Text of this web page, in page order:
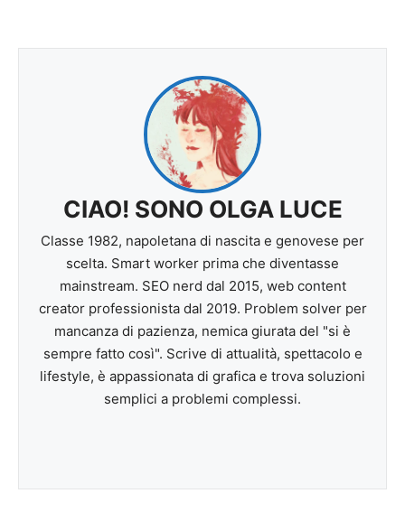
CIAO! SONO OLGA LUCE
Classe 1982, napoletana di nascita e genovese per
scelta. Smart worker prima che diventasse
mainstream. SEO nerd dal 2015, web content
creator professionista dal 2019. Problem solver per
mancanza di pazienza, nemica giurata del "si è
sempre fatto così". Scrive di attualità, spettacolo e
lifestyle, è appassionata di grafica e trova soluzioni
semplici a problemi complessi.